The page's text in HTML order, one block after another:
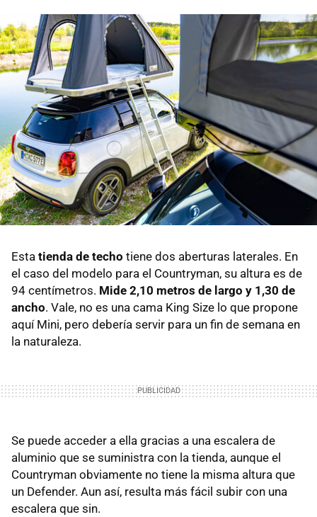
Esta tienda de techo tiene dos aberturas laterales. En
el caso del modelo para el Countryman, su altura es de
94 centímetros. Mide 2,10 metros de largo y 1,30 de
ancho. Vale, no es una cama King Size lo que propone
aquí Mini, pero debería servir para un fin de semana en
la naturaleza.
Se puede acceder a ella gracias a una escalera de
aluminio que se suministra con la tienda, aunque el
Countryman obviamente no tiene la misma altura que
un Defender. Aun así, resulta más fácil subir con una
escalera que sin.